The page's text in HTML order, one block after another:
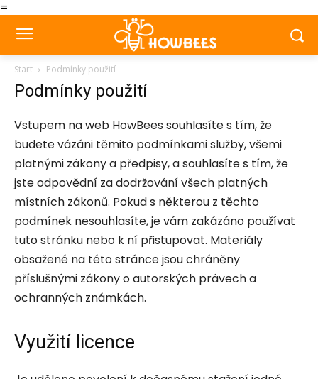
=
Start Podmínky použití
Podmínky použití
Vstupem na web HowBees souhlasíte s tím, že
budete vázáni těmito podmínkami služby, všemi
platnými zákony a předpisy, a souhlasíte s tím, že
jste odpovědní za dodržování všech platných
místních zákonů. Pokud s některou z těchto
podmínek nesouhlasíte, je vám zakázáno používat
tuto stránku nebo k ní přistupovat. Materiály
obsažené na této stránce jsou chráněny
příslušnými zákony o autorských právech a
ochranných známkách.
Využití licence